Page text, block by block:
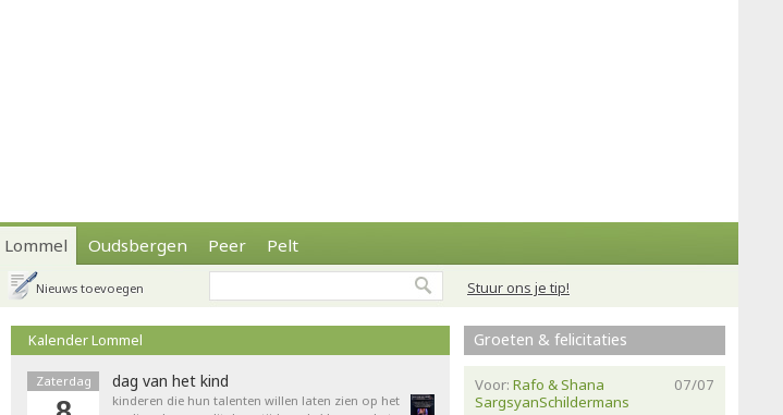
Lommel Oudsbergen Peer Pelt
Stuur ons je tip!
Nieuws toevoegen
Kalender Lommel
Zaterdag dag van het kind
kinderen die hun talenten willen laten zien op het
Groeten & felicitaties
07/07
Voor: Rafo & Shana
SargsyanSchildermans